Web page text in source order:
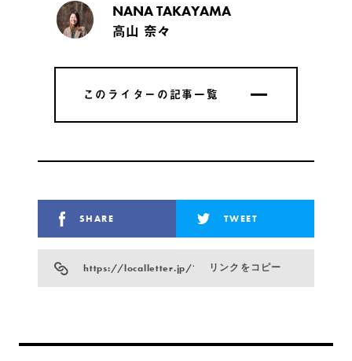
NANA TAKAYAMA
高山 奈々
このライターの記事一覧
このライターの記事一覧
SHARE TWEET
https://localletter.jp/?p=9516リンクをコピー